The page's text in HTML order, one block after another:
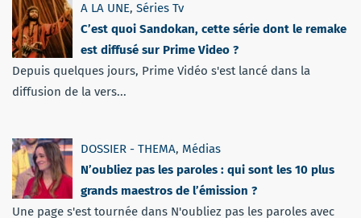
A LA UNE, Séries Tv
C’est quoi Sandokan, cette série dont le remake
est diffusé sur Prime Video ?
Depuis quelques jours, Prime Vidéo s'est lancé dans la
diffusion de la vers...
DOSSIER - THEMA, Médias
N’oubliez pas les paroles : qui sont les 10 plus
grands maestros de l’émission ?
Une page s'est tournée dans N'oubliez pas les paroles avec